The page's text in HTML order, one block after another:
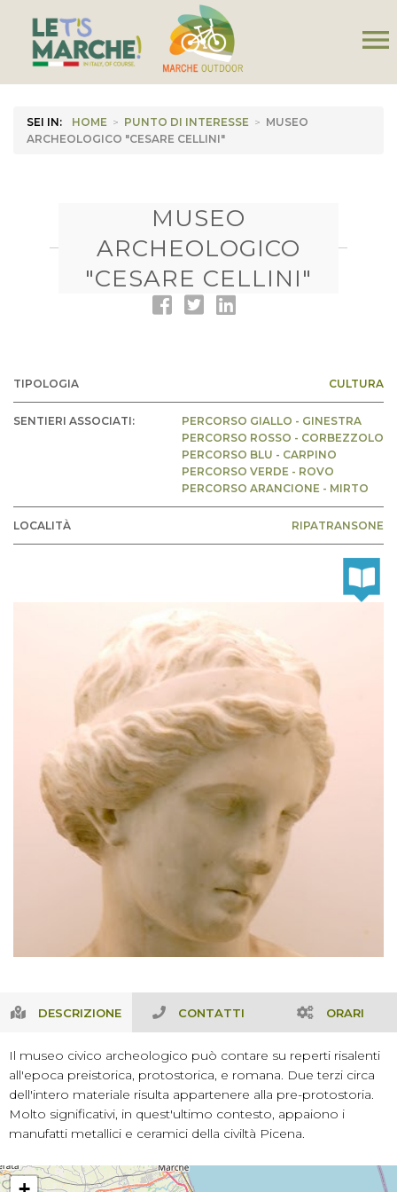
menu
SEI IN: HOME > PUNTO DI INTERESSE > MUSEO
ARCHEOLOGICO "CESARE CELLINI"
MUSEO
ARCHEOLOGICO
"CESARE CELLINI"
TIPOLOGIA CULTURA
SENTIERI ASSOCIATI:
PERCORSO GIALLO - GINESTRA
PERCORSO ROSSO - CORBEZZOLO
PERCORSO BLU - CARPINO
PERCORSO VERDE - ROVO
PERCORSO ARANCIONE - MIRTO
LOCALITÀ RIPATRANSONE
DESCRIZIONE CONTATTI ORARI
Il museo civico archeologico può contare su reperti risalenti
all'epoca preistorica, protostorica, e romana. Due terzi circa
dell'intero materiale risulta appartenere alla pre-protostoria.
Molto significativi, in quest'ultimo contesto, appaiono i
manufatti metallici e ceramici della civiltà Picena.